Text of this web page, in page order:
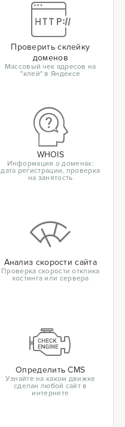
Проверить склейку
доменов
Массовый чек адресов на
"клей" в Яндексе
WHOIS
Информация о доменах:
дата регистрации, проверка
на занятость
Анализ скорости сайта
Проверка скорости отклика
хостинга или сервера
Определить CMS
Узнайте на каком движке
сделан любой сайт в
интернете